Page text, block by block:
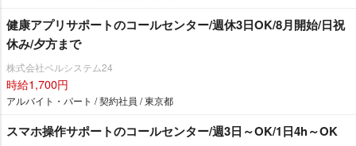
健康アプリサポートのコールセンター/週休3日OK/8月開始/日祝
休み/夕方まで
株式会社ベルシステム24
時給1,700円
アルバイト・パート / 契約社員 / 東京都
スマホ操作サポートのコールセンター/週3日～OK/1日4h～OK